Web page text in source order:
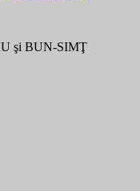
şi BUN-SIMŢ